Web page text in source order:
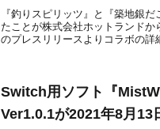
『釣りスピリッツ』と『築地銀
たことが株式会社ホットランド
のプレスリリースよりコラボの詳
Switch用ソフト『
Ver1.0.1が2021年8月13